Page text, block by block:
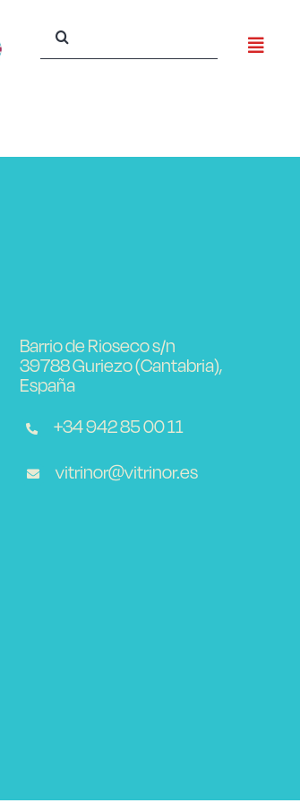
Barrio de Rioseco s/n
39788 Guriezo (Cantabria),
España
+34 942 85 00 11
vitrinor@vitrinor.es